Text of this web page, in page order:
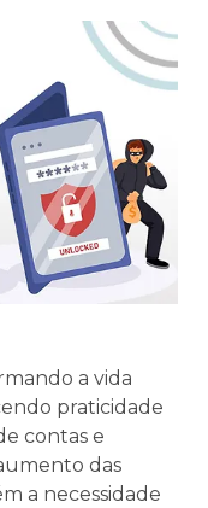
a vida
praticidade
contas e
das
a necessidade